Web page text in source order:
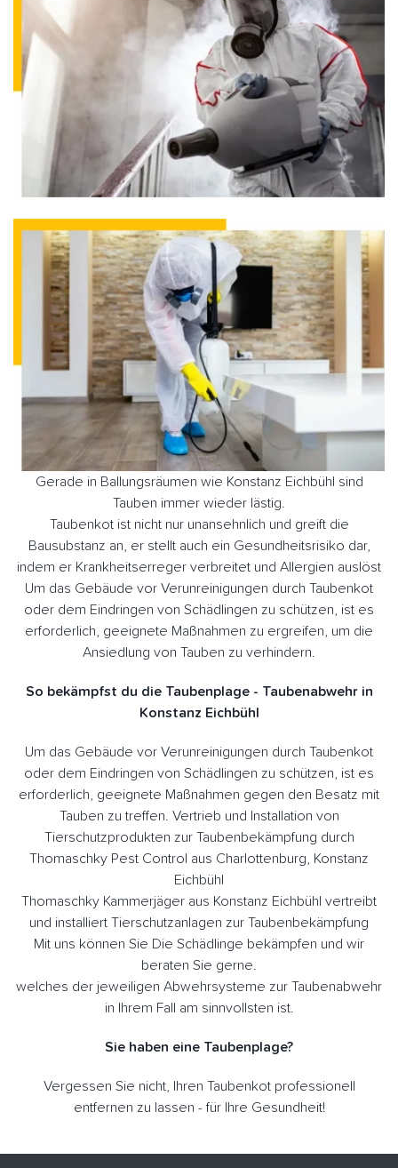
Gerade in Ballungsräumen wie Konstanz Eichbühl sind
Tauben immer wieder lästig.
Taubenkot ist nicht nur unansehnlich und greift die
Bausubstanz an, er stellt auch ein Gesundheitsrisiko dar,
indem er Krankheitserreger verbreitet und Allergien auslöst
Um das Gebäude vor Verunreinigungen durch Taubenkot
oder dem Eindringen von Schädlingen zu schützen, ist es
erforderlich, geeignete Maßnahmen zu ergreifen, um die
Ansiedlung von Tauben zu verhindern.
So bekämpfst du die Taubenplage - Taubenabwehr in
Konstanz Eichbühl
Um das Gebäude vor Verunreinigungen durch Taubenkot
oder dem Eindringen von Schädlingen zu schützen, ist es
erforderlich, geeignete Maßnahmen gegen den Besatz mit
Tauben zu treffen. Vertrieb und Installation von
Tierschutzprodukten zur Taubenbekämpfung durch
Thomaschky Pest Control aus Charlottenburg, Konstanz
Eichbühl
Thomaschky Kammerjäger aus Konstanz Eichbühl vertreibt
und installiert Tierschutzanlagen zur Taubenbekämpfung
Mit uns können Sie Die Schädlinge bekämpfen und wir
beraten Sie gerne.
welches der jeweiligen Abwehrsysteme zur Taubenabwehr
in Ihrem Fall am sinnvollsten ist.
Sie haben eine Taubenplage?
Vergessen Sie nicht, Ihren Taubenkot professionell
entfernen zu lassen - für Ihre Gesundheit!